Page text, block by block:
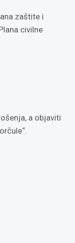
zaštite i
civilne
a objaviti